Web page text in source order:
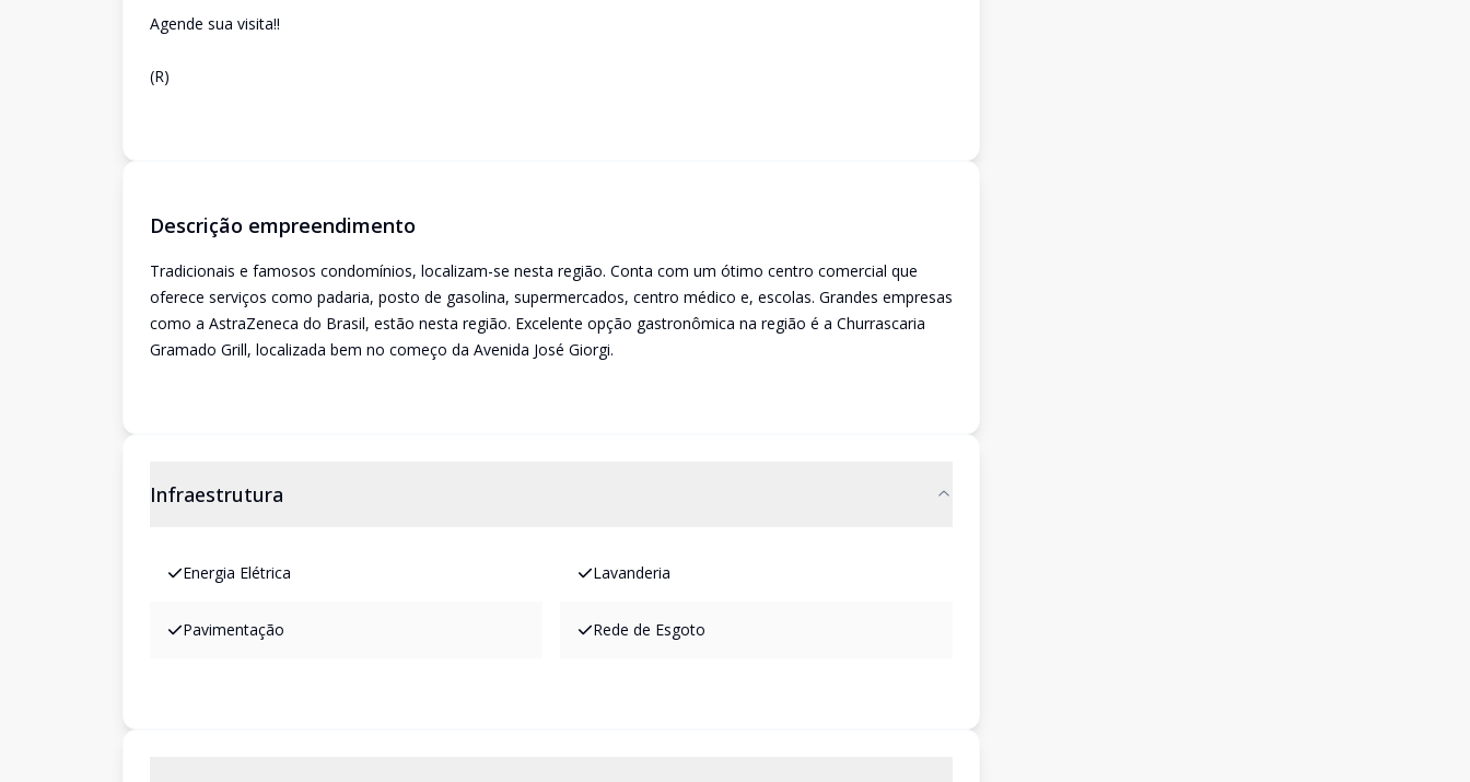
Agende sua visita!!
(R)
Descrição empreendimento
Tradicionais e famosos condomínios, localizam-se nesta região. Conta com um ótimo centro comercial que
oferece serviços como padaria, posto de gasolina, supermercados, centro médico e, escolas. Grandes empresas
como a AstraZeneca do Brasil, estão nesta região. Excelente opção gastronômica na região é a Churrascaria
Gramado Grill, localizada bem no começo da Avenida José Giorgi.
Infraestrutura
Energia Elétrica Lavanderia
Pavimentação Rede de Esgoto